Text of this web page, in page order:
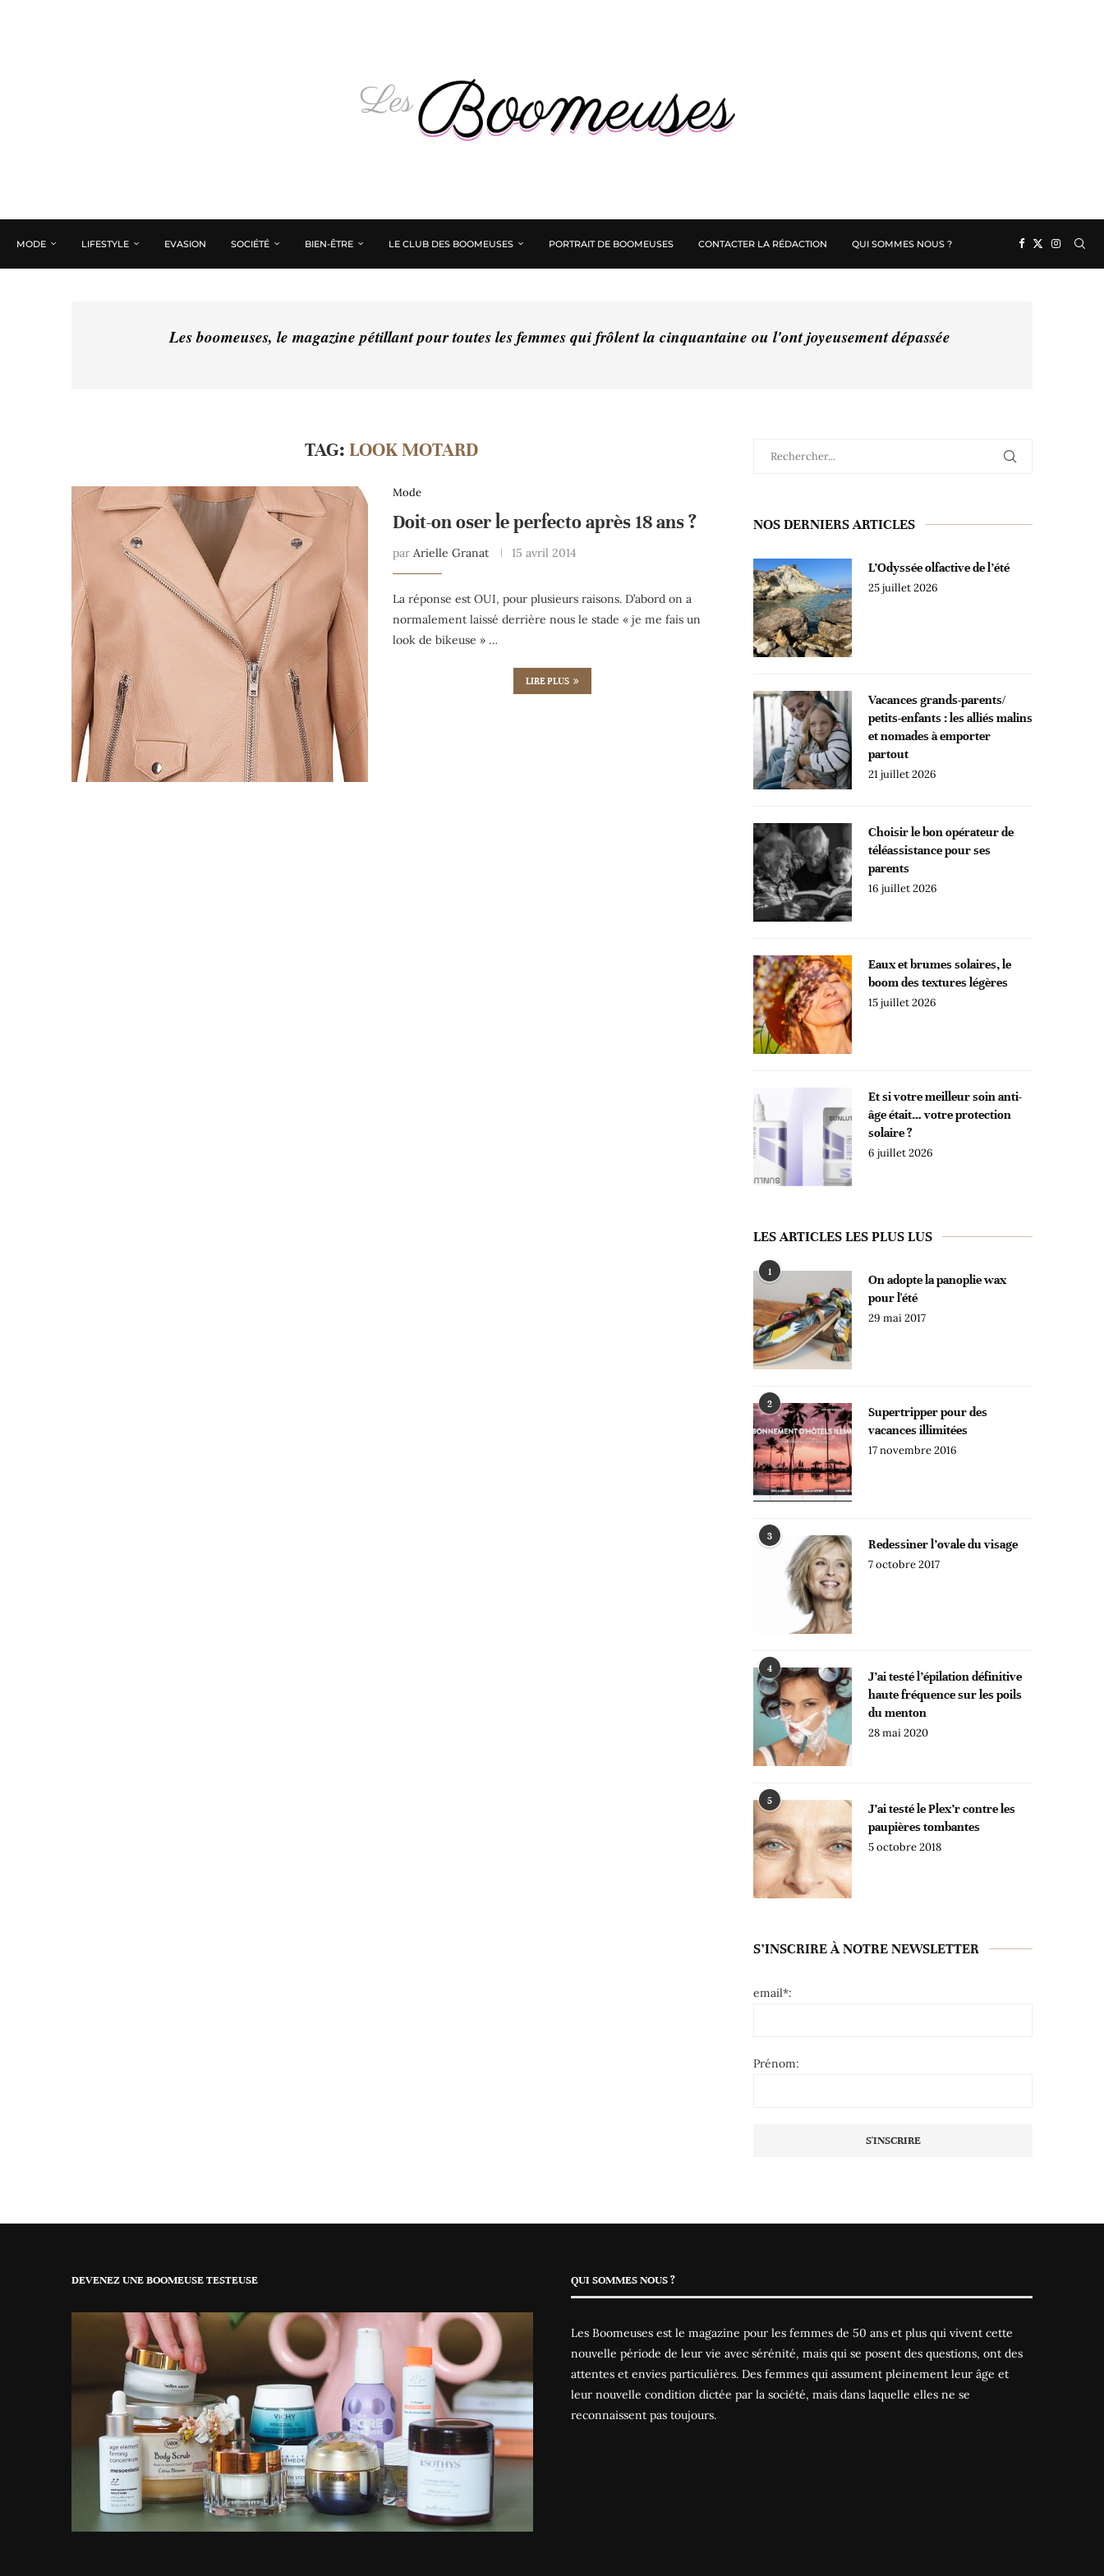
MODE LIFESTYLE EVASION SOCIÉTÉ BIEN-ÊTRE LE CLUB DES BOOMEUSES PORTRAIT DE BOOMEUSES CONTACTER LA RÉDACTION QUI SOMMES NOUS ?
Les boomeuses, le magazine pétillant pour toutes les femmes qui frôlent la cinquantaine ou l'ont joyeusement dépassée
TAG: LOOK MOTARD
Mode
Doit-on oser le perfecto après 18 ans ?
par Arielle Granat 15 avril 2014
La réponse est OUI, pour plusieurs raisons. D’abord on a
normalement laissé derrière nous le stade « je me fais un
look de bikeuse » …
LIRE PLUS
NOS DERNIERS ARTICLES
L’Odyssée olfactive de l’été
25 juillet 2026
Vacances grands-parents/
petits-enfants : les alliés malins
et nomades à emporter
partout
21 juillet 2026
Choisir le bon opérateur de
téléassistance pour ses
parents
16 juillet 2026
Eaux et brumes solaires, le
boom des textures légères
15 juillet 2026
Et si votre meilleur soin anti-
âge était… votre protection
solaire ?
6 juillet 2026
LES ARTICLES LES PLUS LUS
1
On adopte la panoplie wax
pour l'été
29 mai 2017
2
Supertripper pour des
vacances illimitées
17 novembre 2016
3
Redessiner l’ovale du visage
7 octobre 2017
4
J’ai testé l’épilation définitive
haute fréquence sur les poils
du menton
28 mai 2020
5
J’ai testé le Plex’r contre les
paupières tombantes
5 octobre 2018
S’INSCRIRE À NOTRE NEWSLETTER
email*:
Prénom:
DEVENEZ UNE BOOMEUSE TESTEUSE QUI SOMMES NOUS ?
Les Boomeuses est le magazine pour les femmes de 50 ans et plus qui vivent cette
nouvelle période de leur vie avec sérénité, mais qui se posent des questions, ont des
attentes et envies particulières. Des femmes qui assument pleinement leur âge et
leur nouvelle condition dictée par la société, mais dans laquelle elles ne se
reconnaissent pas toujours.